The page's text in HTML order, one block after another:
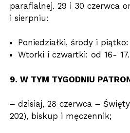
parafialnej. 29 i 30 czerwca
i sierpniu:
Poniedziałki, środy i
Wtorki i czwartki: od 16-
9. W TYM TYGODNIU
– dzisiaj, 28 czerwca –
202), biskup i męczennik;